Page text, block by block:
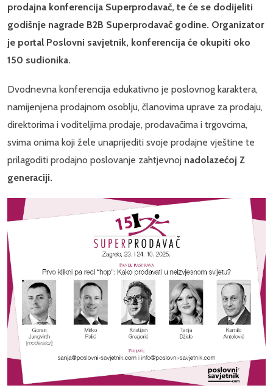
prodajna konferencija Superprodavač, te će se dodijeliti
godišnje nagrade B2B Superprodavač godine. Organizator
je portal Poslovni savjetnik, konferencija će okupiti oko
150 sudionika.
Dvodnevna konferencija edukativno je poslovnog karaktera,
namijenjena prodajnom osoblju, članovima uprave za prodaju,
direktorima i voditeljima prodaje, prodavačima i trgovcima,
svima onima koji žele unaprijediti svoje prodajne vještine te
prilagoditi prodajno poslovanje zahtjevnoj nadolazećoj Z
generaciji.